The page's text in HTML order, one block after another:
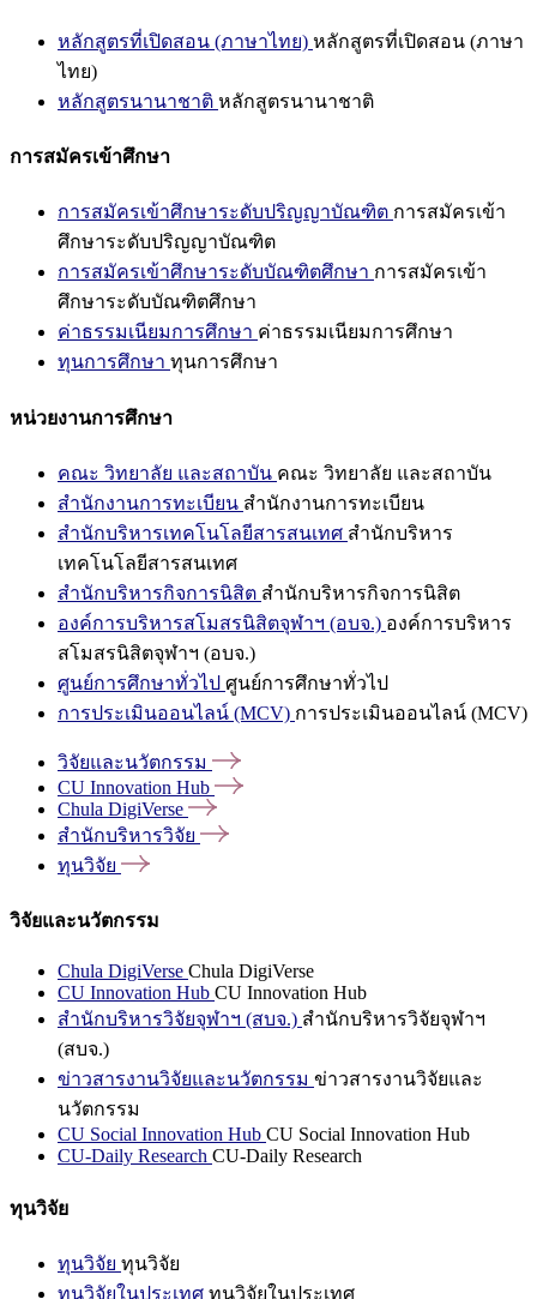
หลักสูตรที่เปิดสอน (ภาษาไทย) หลักสูตรที่เปิดสอน (ภาษา
ไทย)
หลักสูตรนานาชาติ หลักสูตรนานาชาติ
การสมัครเข้าศึกษา
การสมัครเข้าศึกษาระดับปริญญาบัณฑิต การสมัครเข้า
ศึกษาระดับปริญญาบัณฑิต
การสมัครเข้าศึกษาระดับบัณฑิตศึกษา การสมัครเข้า
ศึกษาระดับบัณฑิตศึกษา
ค่าธรรมเนียมการศึกษา ค่าธรรมเนียมการศึกษา
ทุนการศึกษา ทุนการศึกษา
หน่วยงานการศึกษา
คณะ วิทยาลัย และสถาบัน คณะ วิทยาลัย และสถาบัน
สำนักงานการทะเบียน สำนักงานการทะเบียน
สำนักบริหารเทคโนโลยีสารสนเทศ สำนักบริหาร
เทคโนโลยีสารสนเทศ
สำนักบริหารกิจการนิสิต สำนักบริหารกิจการนิสิต
องค์การบริหารสโมสรนิสิตจุฬาฯ (อบจ.) องค์การบริหาร
สโมสรนิสิตจุฬาฯ (อบจ.)
ศูนย์การศึกษาทั่วไป ศูนย์การศึกษาทั่วไป
การประเมินออนไลน์ (MCV) การประเมินออนไลน์ (MCV)
วิจัยและนวัตกรรม
CU Innovation Hub
Chula DigiVerse
สำนักบริหารวิจัย
ทุนวิจัย
วิจัยและนวัตกรรม
Chula DigiVerse Chula DigiVerse
CU Innovation Hub CU Innovation Hub
สำนักบริหารวิจัยจุฬาฯ (สบจ.) สำนักบริหารวิจัยจุฬาฯ
(สบจ.)
ข่าวสารงานวิจัยและนวัตกรรม ข่าวสารงานวิจัยและ
นวัตกรรม
CU Social Innovation Hub CU Social Innovation Hub
CU-Daily Research CU-Daily Research
ทุนวิจัย
ทุนวิจัย ทุนวิจัย
ทุนวิจัยในประเทศ ทุนวิจัยในประเทศ